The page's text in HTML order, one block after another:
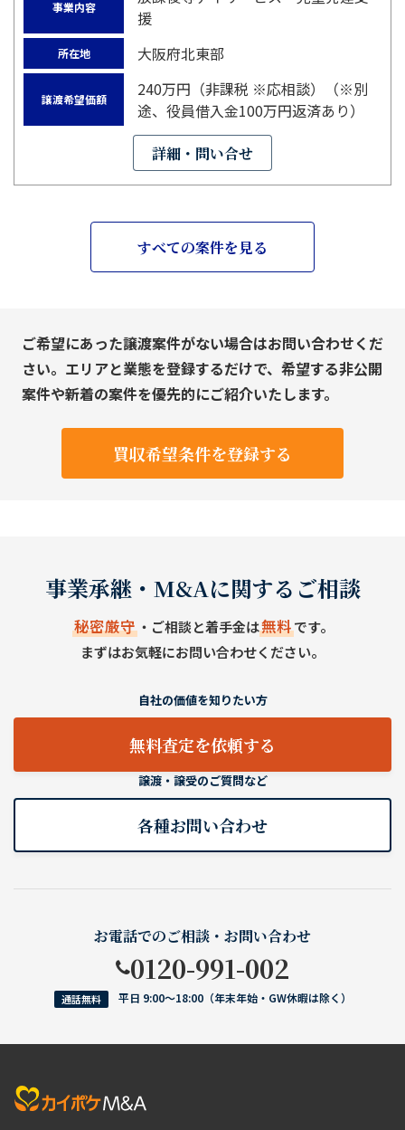
事業内容
援
所在地 大阪府北東部
譲渡希望価額
240万円（非課税 ※応相談）（※別
途、役員借入金100万円返済あり）
詳細・問い合せ
すべての案件を見る
ご希望にあった譲渡案件がない場合はお問い合わせくだ
さい。エリアと業態を登録するだけで、希望する非公開
案件や新着の案件を優先的にご紹介いたします。
買収希望条件を登録する
事業承継・M&Aに関するご相談
秘密厳守・ご相談と着手金は無料です。
まずはお気軽にお問い合わせください。
自社の価値を知りたい方
無料査定を依頼する
譲渡・譲受のご質問など
各種お問い合わせ
お電話でのご相談・お問い合わせ
0120-991-002
通話無料 平日 9:00〜18:00（年末年始・GW休暇は除く）